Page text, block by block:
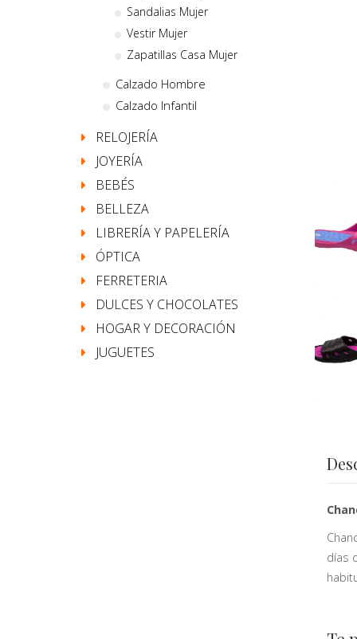
días
Sandalias Mujer
Vestir Mujer
Zapatillas Casa Mujer
Calzado Hombre
Calzado Infantil
RELOJERÍA
JOYERÍA
BEBÉS
BELLEZA
LIBRERÍA Y PAPELERÍA
ÓPTICA
FERRETERIA
DULCES Y CHOCOLATES
HOGAR Y DECORACIÓN
JUGUETES